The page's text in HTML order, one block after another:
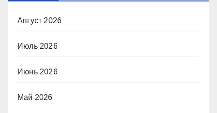
Август 2026
Июль 2026
Июнь 2026
Май 2026